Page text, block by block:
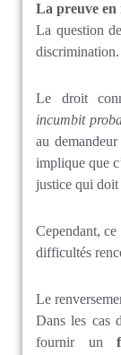
La preuve en
La question
discrimination.
Le droit
incumbit
au
implique que
justice qui doit
Cependant,
difficultés
Le
Dans les cas
fournir un